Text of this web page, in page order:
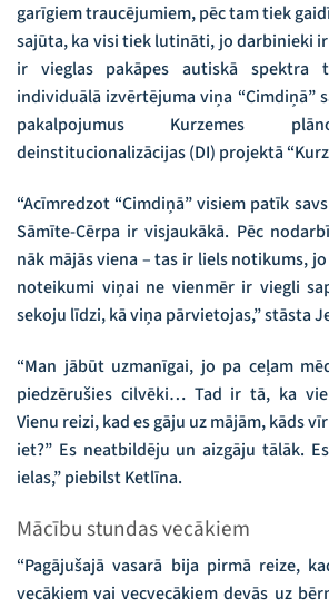
garīgiem traucējumiem, pēc tam tiek
sajūta, ka visi tiek lutināti, jo darbinieki
ir vieglas pakāpes autiskā spektra
individuālā izvērtējuma viņa “Cimdiņā”
pakalpojumus Kurzemes
deinstitucionalizācijas (DI) projektā
“Acīmredzot “Cimdiņā” visiem patīk
Sāmīte-Cērpa ir visjaukākā. Pēc
nāk mājās viena – tas ir liels notikums,
noteikumi viņai ne vienmēr ir viegli
sekoju līdzi, kā viņa pārvietojas,” stāsta
“Man jābūt uzmanīgai, jo pa ceļam
piedzērušies cilvēki… Tad ir tā, ka
Vienu reizi, kad es gāju uz mājām, kāds
iet?” Es neatbildēju un aizgāju tālāk.
ielas,” piebilst Ketlīna.
Mācību stundas vecākiem
“Pagājušajā vasarā bija pirmā reize,
vecākiem vai vecvecākiem devās uz